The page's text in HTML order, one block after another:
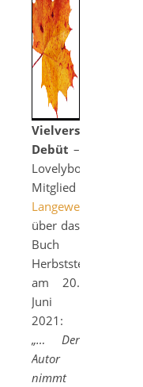
Vielversprechendes
Debüt –
Lovelybooks-
Mitglied
Langeweile
über das
Buch
Herbststerben
am 20.
Juni
2021:
„… Der
Autor
nimmt